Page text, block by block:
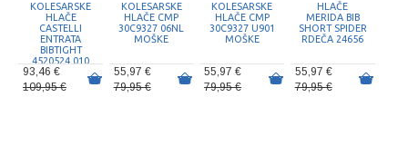
KOLESARSKE
HLAČE
CASTELLI
ENTRATA
BIBTIGHT
4520524 010
93,46 €
109,95 €
KOLESARSKE
HLAČE CMP
30C9327 06NL
MOŠKE
55,97 €
79,95 €
KOLESARSKE
HLAČE CMP
30C9327 U901
MOŠKE
55,97 €
79,95 €
HLAČE
MERIDA BIB
SHORT SPIDER
RDEČA 24656
55,97 €
79,95 €